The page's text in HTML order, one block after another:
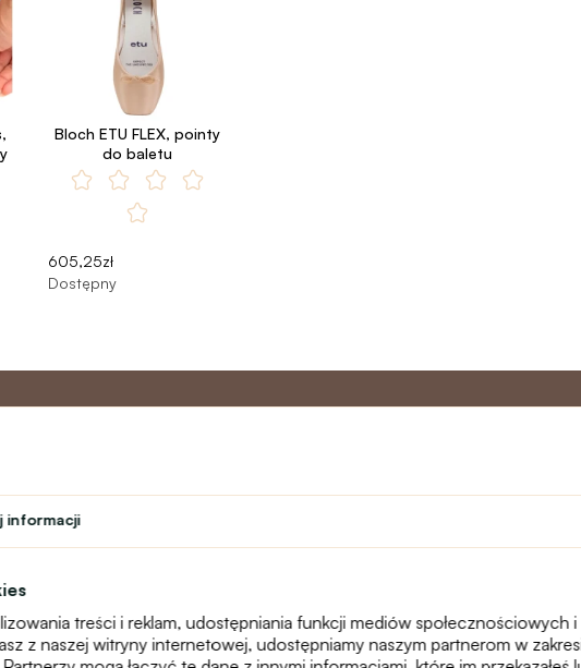
informacji
treści i reklam, udostępniania funkcji mediów społecznościowych
z naszej witryny internetowej, udostępniamy naszym partnerom w
Bloch ETU FLEX, pointy
do baletu
605,25zł
Dostępny
partnerski
Program lojalnościowy
Teatr
text_faq